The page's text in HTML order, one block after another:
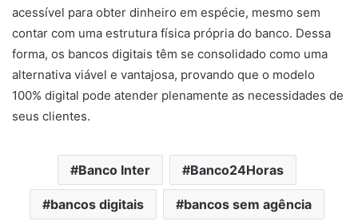
acessível para obter dinheiro em espécie, mesmo sem
contar com uma estrutura física própria do banco. Dessa
forma, os bancos digitais têm se consolidado como uma
alternativa viável e vantajosa, provando que o modelo
100% digital pode atender plenamente as necessidades de
seus clientes.
Banco Inter Banco24Horas
bancos digitais bancos sem agência